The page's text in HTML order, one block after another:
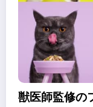
獣医師監修の